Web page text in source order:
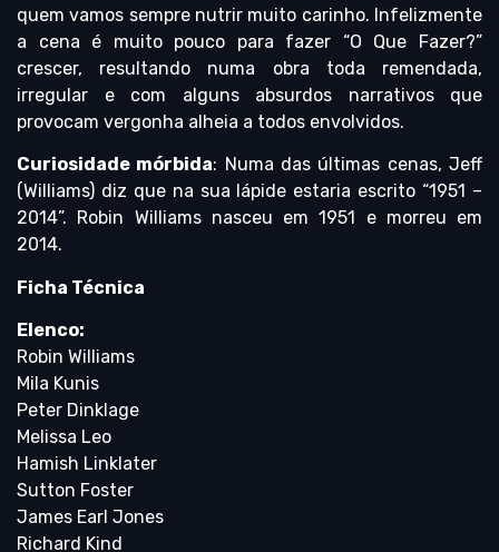
quem vamos sempre nutrir muito carinho. Infelizmente
a cena é muito pouco para fazer “O Que Fazer?”
crescer, resultando numa obra toda remendada,
irregular e com alguns absurdos narrativos que
provocam vergonha alheia a todos envolvidos.
Curiosidade mórbida: Numa das últimas cenas, Jeff
(Williams) diz que na sua lápide estaria escrito “1951 –
2014”. Robin Williams nasceu em 1951 e morreu em
2014.
Ficha Técnica
Elenco:
Robin Williams
Mila Kunis
Peter Dinklage
Melissa Leo
Hamish Linklater
Sutton Foster
James Earl Jones
Richard Kind